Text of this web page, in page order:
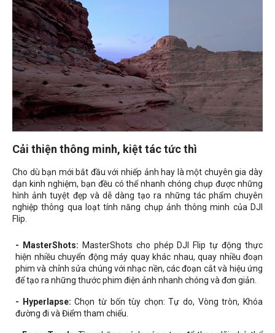
Cải thiện thông minh, kiệt tác tức thì
Cho dù bạn mới bắt đầu với nhiếp ảnh hay là một chuyên gia dày
dạn kinh nghiệm, bạn đều có thể nhanh chóng chụp được những
hình ảnh tuyệt đẹp và dễ dàng tạo ra những tác phẩm chuyên
nghiệp thông qua loạt tính năng chụp ảnh thông minh của DJI
Flip.
- MasterShots: MasterShots cho phép DJI Flip tự động thực
hiện nhiều chuyển động máy quay khác nhau, quay nhiều đoạn
phim và chỉnh sửa chúng với nhạc nền, các đoạn cắt và hiệu ứng
để tạo ra những thước phim điện ảnh nhanh chóng và đơn giản.
- Hyperlapse:Chọn từ bốn tùy chọn: Tự do, Vòng tròn, Khóa
đường đi và Điểm tham chiếu.